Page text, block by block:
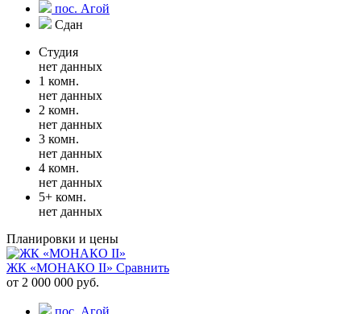
пос. Агой
Сдан
Студия
нет данных
1 комн.
нет данных
2 комн.
нет данных
3 комн.
нет данных
4 комн.
нет данных
5+ комн.
нет данных
Планировки и цены
ЖК «МОНАКО II» Сравнить
от 2 000 000 руб.
пос. Агой